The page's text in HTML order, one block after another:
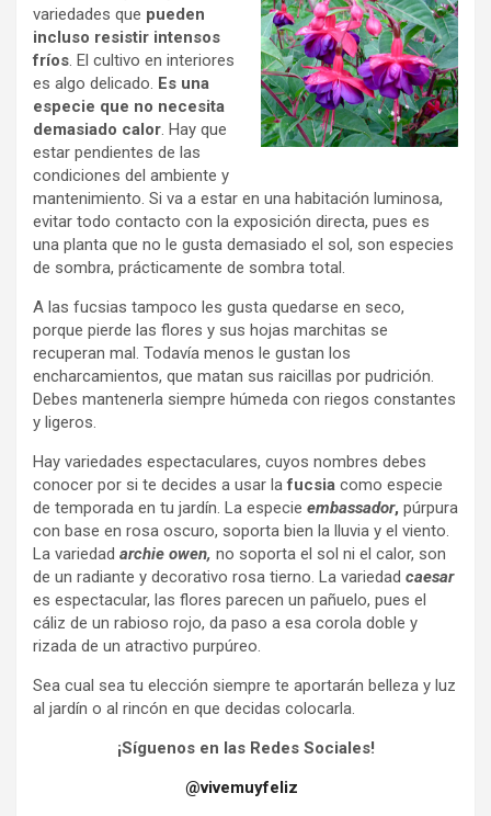
variedades que pueden
incluso resistir intensos
fríos. El cultivo en interiores
es algo delicado. Es una
especie que no necesita
demasiado calor. Hay que
estar pendientes de las
condiciones del ambiente y
mantenimiento. Si va a estar en una habitación luminosa,
evitar todo contacto con la exposición directa, pues es
una planta que no le gusta demasiado el sol, son especies
de sombra, prácticamente de sombra total.
A las fucsias tampoco les gusta quedarse en seco,
porque pierde las flores y sus hojas marchitas se
recuperan mal. Todavía menos le gustan los
encharcamientos, que matan sus raicillas por pudrición.
Debes mantenerla siempre húmeda con riegos constantes
y ligeros.
Hay variedades espectaculares, cuyos nombres debes
conocer por si te decides a usar lafucsia como especie
de temporada en tu jardín. La especie embassador, púrpura
con base en rosa oscuro, soporta bien la lluvia y el viento.
La variedad archie owen, no soporta el sol ni el calor, son
de un radiante y decorativo rosa tierno. La variedad caesar
es espectacular, las flores parecen un pañuelo, pues el
cáliz de un rabioso rojo, da paso a esa corola doble y
rizada de un atractivo purpúreo.
Sea cual sea tu elección siempre te aportarán belleza y luz
al jardín o al rincón en que decidas colocarla.
¡Síguenos en las Redes Sociales!
@vivemuyfeliz